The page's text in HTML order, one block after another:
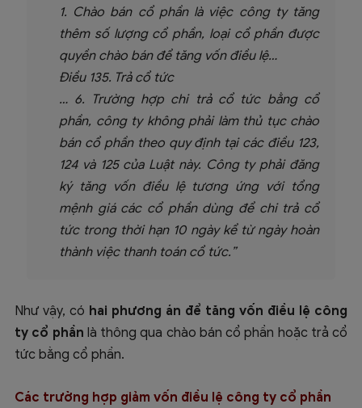
1. Chào bán cổ phần là việc công ty tăng
thêm số lượng cổ phần, loại cổ phần được
quyền chào bán để tăng vốn điều lệ…
Điều 135. Trả cổ tức
… 6. Trường hợp chi trả cổ tức bằng cổ
phần, công ty không phải làm thủ tục chào
bán cổ phần theo quy định tại các điều 123,
124 và 125 của Luật này. Công ty phải đăng
ký tăng vốn điều lệ tương ứng với tổng
mệnh giá các cổ phần dùng để chi trả cổ
tức trong thời hạn 10 ngày kể từ ngày hoàn
thành việc thanh toán cổ tức.”
Như vậy, có hai phương án để tăng vốn điều lệ công
ty cổ phần là thông qua chào bán cổ phần hoặc trả cổ
tức bằng cổ phần.
Các trường hợp giảm vốn điều lệ công ty cổ phần